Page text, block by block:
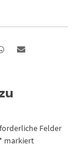
Felder
* markiert